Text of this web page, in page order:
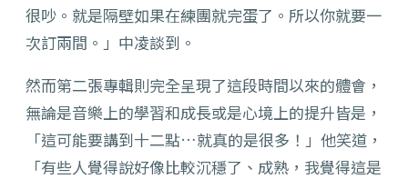
很吵。就是隔壁如果在練團就完蛋了。所以你就要一
次訂兩間。」中凌談到。
然而第二張專輯則完全呈現了這段時間以來的體會，
無論是音樂上的學習和成長或是心境上的提升皆是，
「這可能要講到十二點…就真的是很多！」他笑道，
「有些人覺得說好像比較沉穩了、成熟，我覺得這是